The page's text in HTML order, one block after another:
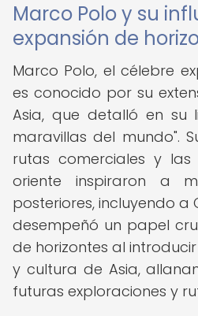
Marco Polo y su
expansión de
Marco Polo, el célebre
es conocido por su
Asia, que detalló en su
maravillas del mundo".
rutas comerciales y las
oriente inspiraron a
posteriores, incluyendo a
desempeñó un papel
de horizontes al
y cultura de Asia,
futuras exploraciones y